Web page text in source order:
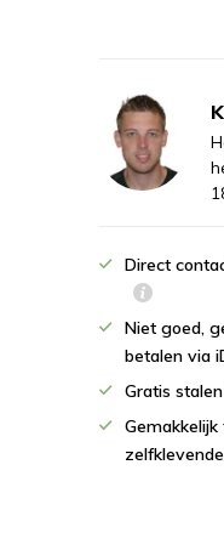
Direct
Niet goed,
betalen via
Gratis